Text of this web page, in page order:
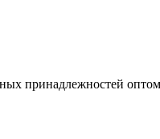
принадлежностей